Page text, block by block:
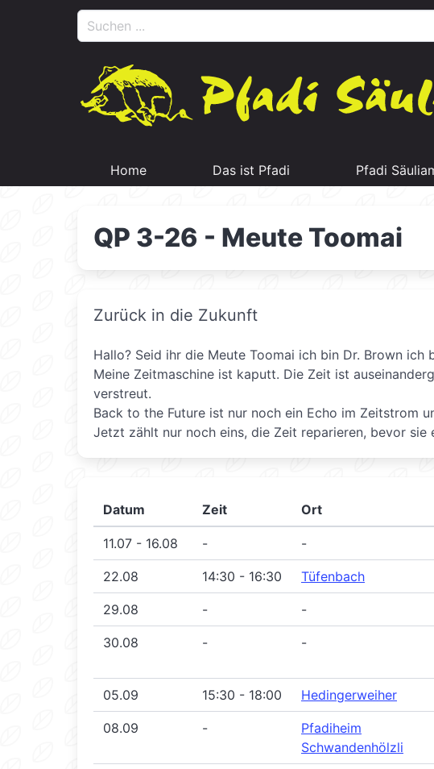
Home Das ist Pfadi Pfadi
QP 3-26 - Meute Toomai
Zurück in die Zukunft
Hallo? Seid ihr die Meute Toomai ich bin Dr. Brown ich
Meine Zeitmaschine ist kaputt. Die Zeit ist
verstreut.
Back to the Future ist nur noch ein Echo im Zeitstrom
Jetzt zählt nur noch eins, die Zeit reparieren, bevor sie
Datum Zeit Ort
11.07 - 16.08 - -
22.08 14:30 - 16:30 Tüfenbach
29.08 - -
30.08 - -
05.09 15:30 - 18:00 Hedingerweiher
08.09 -
Pfadiheim
Schwandenhölzli